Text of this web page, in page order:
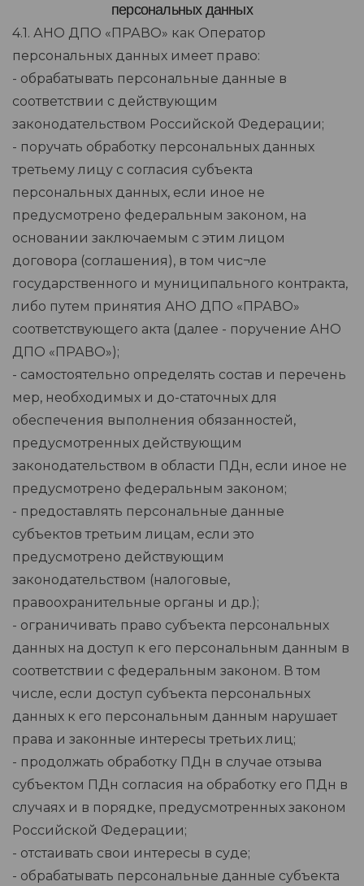
персональных данных
4.1. АНО ДПО «ПРАВО» как Оператор
персональных данных имеет право:
- обрабатывать персональные данные в
соответствии с действующим
законодательством Российской Федерации;
- поручать обработку персональных данных
третьему лицу с согласия субъекта
персональных данных, если иное не
предусмотрено федеральным законом, на
основании заключаемым с этим лицом
договора (соглашения), в том чис¬ле
государственного и муниципального контракта,
либо путем принятия АНО ДПО «ПРАВО»
соответствующего акта (далее - поручение АНО
ДПО «ПРАВО»);
- самостоятельно определять состав и перечень
мер, необходимых и до-статочных для
обеспечения выполнения обязанностей,
предусмотренных действующим
законодательством в области ПДн, если иное не
предусмотрено федеральным законом;
- предоставлять персональные данные
субъектов третьим лицам, если это
предусмотрено действующим
законодательством (налоговые,
правоохранительные органы и др.);
- ограничивать право субъекта персональных
данных на доступ к его персональным данным в
соответствии с федеральным законом. В том
числе, если доступ субъекта персональных
данных к его персональным данным нарушает
права и законные интересы третьих лиц;
- продолжать обработку ПДн в случае отзыва
субъектом ПДн согласия на обработку его ПДн в
случаях и в порядке, предусмотренных законом
Российской Федерации;
- отстаивать свои интересы в суде;
- обрабатывать персональные данные субъекта